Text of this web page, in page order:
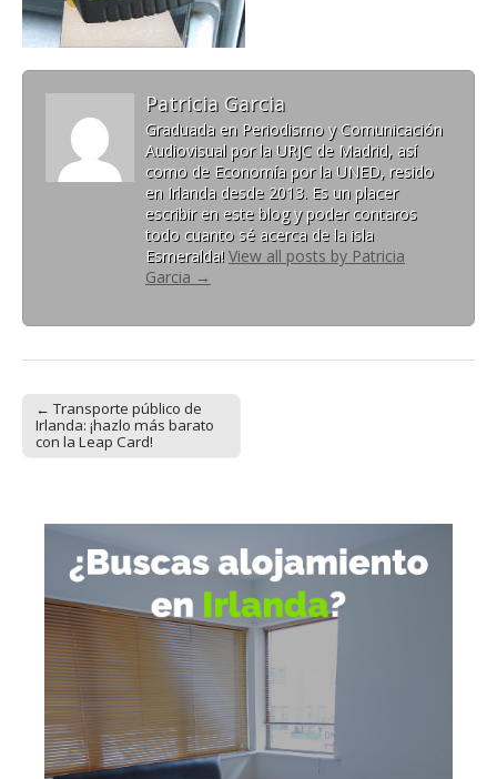
Patricia Garcia
Graduada en Periodismo y Comunicación
Audiovisual por la URJC de Madrid, así
como de Economía por la UNED, resido
en Irlanda desde 2013. Es un placer
escribir en este blog y poder contaros
todo cuanto sé acerca de la isla
Esmeralda! View all posts by Patricia
Garcia →
Post navigation
← Transporte público de
Irlanda: ¡hazlo más barato
con la Leap Card!